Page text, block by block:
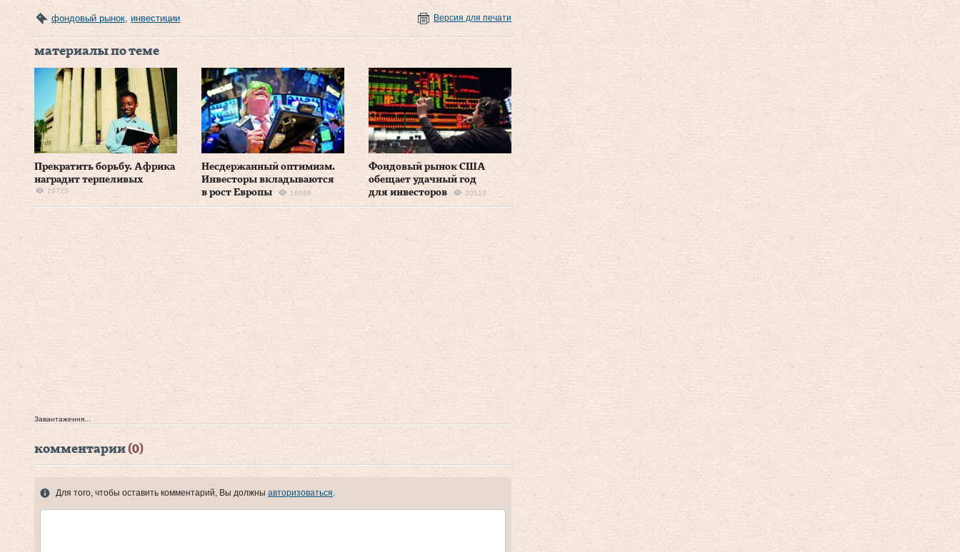
фондовый рынок, инвестиции Версия для печати
материалы по теме
Прекратить борьбу. Африка
наградит терпеливых
19725
Несдержанный оптимизм.
Инвесторы вкладываются
в рост Европы
18666
Фондовый рынок США
обещает удачный год
для инвесторов
20513
Завантаження...
комментарии (0)
Для того, чтобы оставить комментарий, Вы должны авторизоваться.